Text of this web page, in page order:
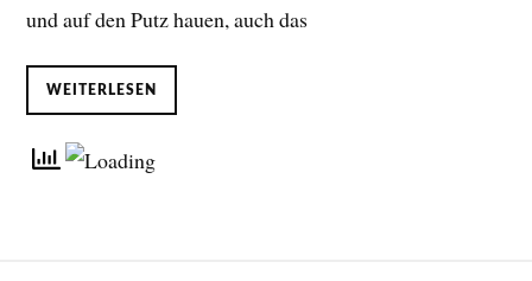
und auf den Putz hauen, auch das
WEITERLESEN